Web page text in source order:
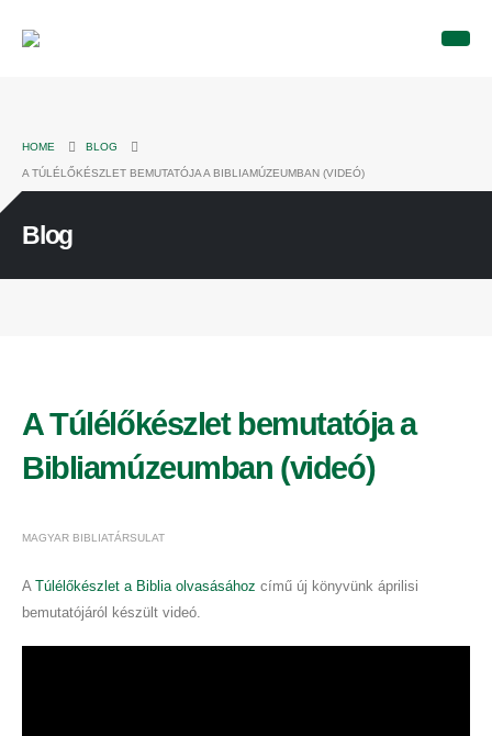
HOME BLOG
A TÚLÉLŐKÉSZLET BEMUTATÓJA A BIBLIAMÚZEUMBAN (VIDEÓ)
Blog
A Túlélőkészlet bemutatója a
Bibliamúzeumban (videó)
MAGYAR BIBLIATÁRSULAT
A Túlélőkészlet a Biblia olvasásához című új könyvünk áprilisi
bemutatójáról készült videó.